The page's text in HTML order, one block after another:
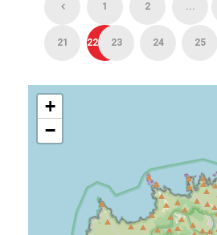
1 2 ...
21 22 23 24 25
+
−